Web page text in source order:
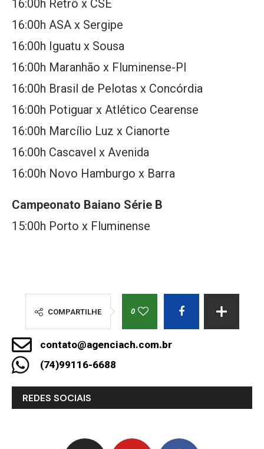
16:00h Retrô x CSE
16:00h ASA x Sergipe
16:00h Iguatu x Sousa
16:00h Maranhão x Fluminense-PI
16:00h Brasil de Pelotas x Concórdia
16:00h Potiguar x Atlético Cearense
16:00h Marcílio Luz x Cianorte
16:00h Cascavel x Avenida
16:00h Novo Hamburgo x Barra
Campeonato Baiano Série B
15:00h Porto x Fluminense
COMPARTILHE 0
contato@agenciach.com.br
(74)99116-6688
REDES SOCIAIS